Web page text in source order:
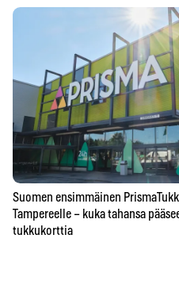
Suomen ensimmäinen
Tampereelle – kuka tahansa
tukkukorttia